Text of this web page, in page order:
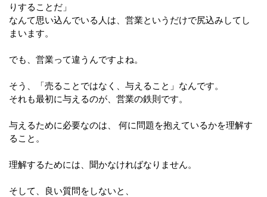
りすることだ」
なんて思い込んでいる人は、営業というだけで尻込みしてし
まいます。
でも、営業って違うんですよね。
そう、「売ることではなく、与えること」なんです。
それも最初に与えるのが、営業の鉄則です。
与えるために必要なのは、 何に問題を抱えているかを理解す
ること。
理解するためには、聞かなければなりません。
そして、良い質問をしないと、